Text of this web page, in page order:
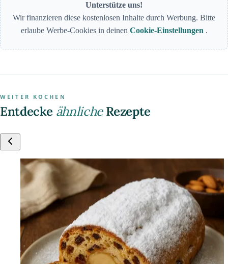
Unterstütze uns!
Wir finanzieren diese kostenlosen Inhalte durch Werbung. Bitte
erlaube Werbe-Cookies in deinen Cookie-Einstellungen .
WEITER KOCHEN
Entdecke ähnlicheRezepte